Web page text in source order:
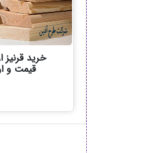
خرید قرنیز
قیمت و